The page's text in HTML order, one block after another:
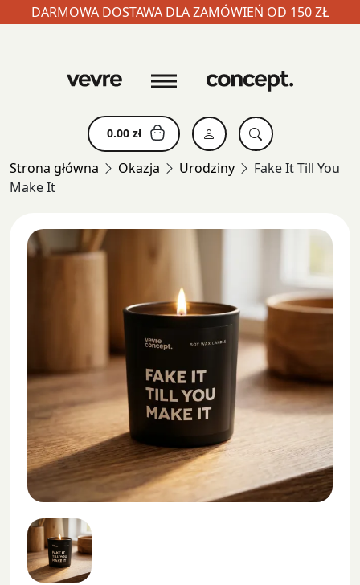
DARMOWA DOSTAWA DLA ZAMÓWIEŃ OD 150 ZŁ
0.00 zł
Strona główna Okazja Urodziny
Fake It Till You
Make It